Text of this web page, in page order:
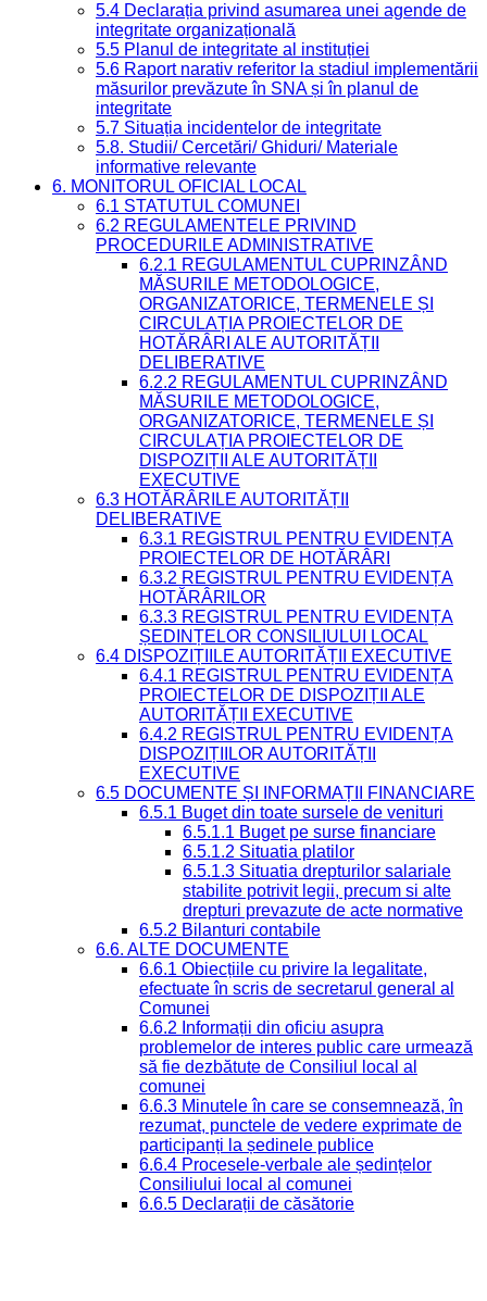
5.4 Declarația privind asumarea unei agende de
integritate organizațională
5.5 Planul de integritate al instituției
5.6 Raport narativ referitor la stadiul implementării
măsurilor prevăzute în SNA și în planul de
integritate
5.7 Situația incidentelor de integritate
5.8. Studii/ Cercetări/ Ghiduri/ Materiale
informative relevante
6. MONITORUL OFICIAL LOCAL
6.1 STATUTUL COMUNEI
6.2 REGULAMENTELE PRIVIND
PROCEDURILE ADMINISTRATIVE
6.2.1 REGULAMENTUL CUPRINZÂND
MĂSURILE METODOLOGICE,
ORGANIZATORICE, TERMENELE ȘI
CIRCULAȚIA PROIECTELOR DE
HOTĂRÂRI ALE AUTORITĂȚII
DELIBERATIVE
6.2.2 REGULAMENTUL CUPRINZÂND
MĂSURILE METODOLOGICE,
ORGANIZATORICE, TERMENELE ȘI
CIRCULAȚIA PROIECTELOR DE
DISPOZIȚII ALE AUTORITĂȚII
EXECUTIVE
6.3 HOTĂRÂRILE AUTORITĂȚII
DELIBERATIVE
6.3.1 REGISTRUL PENTRU EVIDENȚA
PROIECTELOR DE HOTĂRÂRI
6.3.2 REGISTRUL PENTRU EVIDENȚA
HOTĂRÂRILOR
6.3.3 REGISTRUL PENTRU EVIDENȚA
ȘEDINȚELOR CONSILIULUI LOCAL
6.4 DISPOZIȚIILE AUTORITĂȚII EXECUTIVE
6.4.1 REGISTRUL PENTRU EVIDENȚA
PROIECTELOR DE DISPOZIȚII ALE
AUTORITĂȚII EXECUTIVE
6.4.2 REGISTRUL PENTRU EVIDENȚA
DISPOZIȚIILOR AUTORITĂȚII
EXECUTIVE
6.5 DOCUMENTE ȘI INFORMAȚII FINANCIARE
6.5.1 Buget din toate sursele de venituri
6.5.1.1 Buget pe surse financiare
6.5.1.2 Situatia platilor
6.5.1.3 Situatia drepturilor salariale
stabilite potrivit legii, precum si alte
drepturi prevazute de acte normative
6.5.2 Bilanturi contabile
6.6. ALTE DOCUMENTE
6.6.1 Obiecțiile cu privire la legalitate,
efectuate în scris de secretarul general al
Comunei
6.6.2 Informații din oficiu asupra
problemelor de interes public care urmează
să fie dezbătute de Consiliul local al
comunei
6.6.3 Minutele în care se consemnează, în
rezumat, punctele de vedere exprimate de
participanți la ședinele publice
6.6.4 Procesele-verbale ale ședințelor
Consiliului local al comunei
6.6.5 Declarații de căsătorie